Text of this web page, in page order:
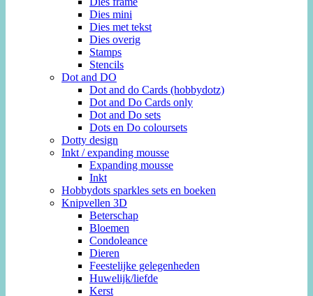
Dies mini
Dies met tekst
Dies overig
Stamps
Stencils
Dot and DO
Dot and do Cards (hobbydotz)
Dot and Do Cards only
Dot and Do sets
Dots en Do coloursets
Dotty design
Inkt / expanding mousse
Expanding mousse
Inkt
Hobbydots sparkles sets en boeken
Knipvellen 3D
Beterschap
Bloemen
Condoleance
Dieren
Feestelijke gelegenheden
Huwelijk/liefde
Kerst